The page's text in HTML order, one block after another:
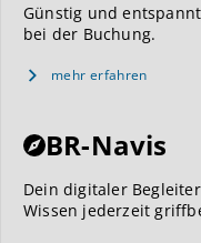
Günstig und
bei der Buchung.
mehr erfahren
BR-Navis
Dein digitaler
Wissen jederzeit